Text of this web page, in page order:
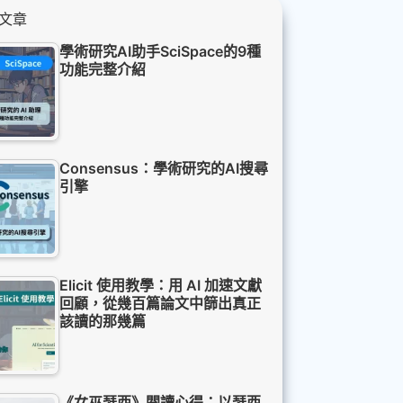
章
學術研究AI助手SciSpace的9種
功能完整介紹
Consensus：學術研究的AI搜尋
引擎
Elicit 使用教學：用 AI 加速文獻
回顧，從幾百篇論文中篩出真正
該讀的那幾篇